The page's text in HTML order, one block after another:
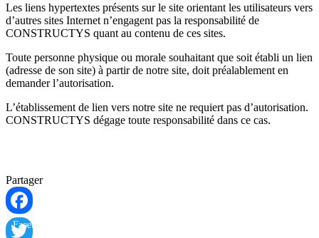
Les liens hypertextes présents sur le site orientant les utilisateurs vers
d’autres sites Internet n’engagent pas la responsabilité de
CONSTRUCTYS quant au contenu de ces sites.
Toute personne physique ou morale souhaitant que soit établi un lien
(adresse de son site) à partir de notre site, doit préalablement en
demander l’autorisation.
L’établissement de lien vers notre site ne requiert pas d’autorisation.
CONSTRUCTYS dégage toute responsabilité dans ce cas.
Partager
Facebook